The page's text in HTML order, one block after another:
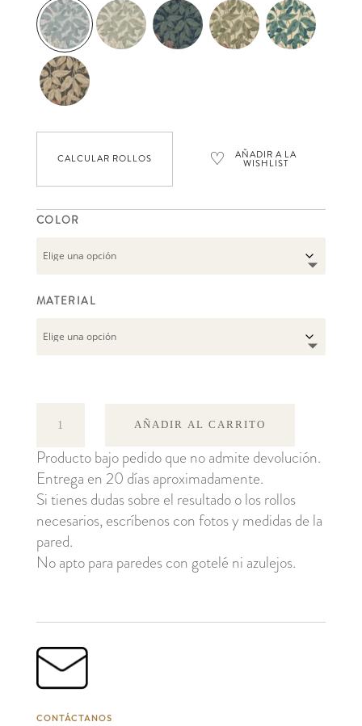
CALCULAR ROLLOS ♡ AÑADIR A LA
WISHLIST
COLOR
MATERIAL
AÑADIR AL CARRITO
Producto bajo pedido que no admite devolución.
Entrega en 20 días aproximadamente.
Si tienes dudas sobre el resultado o los rollos
necesarios, escríbenos con fotos y medidas de la
pared.
No apto para paredes con gotelé ni azulejos.
CONTÁCTANOS